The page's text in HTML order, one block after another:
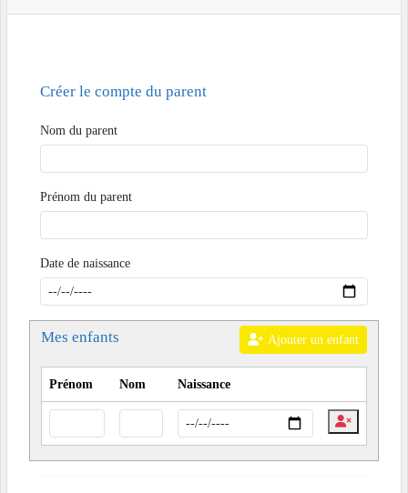
Créer le compte du parent
Nom du parent
Prénom du parent
Date de naissance
Mes enfants Ajouter un enfant
Prénom Nom Naissance